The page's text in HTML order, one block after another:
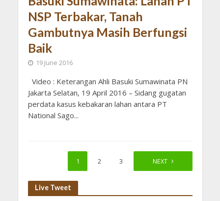
NSP Terbakar, Tanah
Gambutnya Masih Berfungsi
Baik
19 June 2016
Video : Keterangan Ahli Basuki Sumawinata PN
Jakarta Selatan, 19 April 2016 – Sidang gugatan
perdata kasus kebakaran lahan antara PT
National Sago...
1 2 3 NEXT
Live Tweet